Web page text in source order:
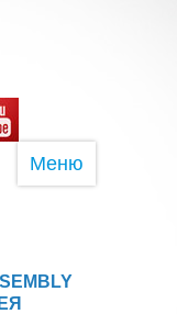
Меню